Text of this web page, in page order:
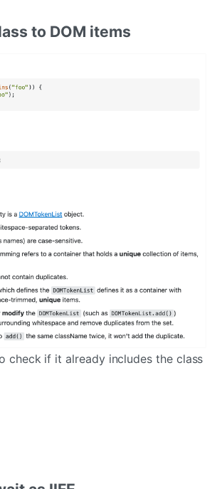
to DOM items
check if it already includes the class